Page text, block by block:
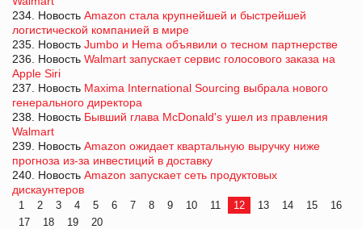
234. Новость Amazon стала крупнейшей и быстрейшей
логистической компанией в мире
235. Новость Jumbo и Hema объявили о тесном партнерстве
236. Новость Walmart запускает сервис голосового заказа на
Apple Siri
237. Новость Maxima International Sourcing выбрала нового
генерального директора
238. Новость Бывший глава McDonald's ушел из правления
Walmart
239. Новость Amazon ожидает квартальную выручку ниже
прогноза из-за инвестиций в доставку
240. Новость Amazon запускает сеть продуктовых
дискаунтеров
1 2 3 4 5 6 7 8 9 10 11 12 13 14 15
16
17
18 19 20